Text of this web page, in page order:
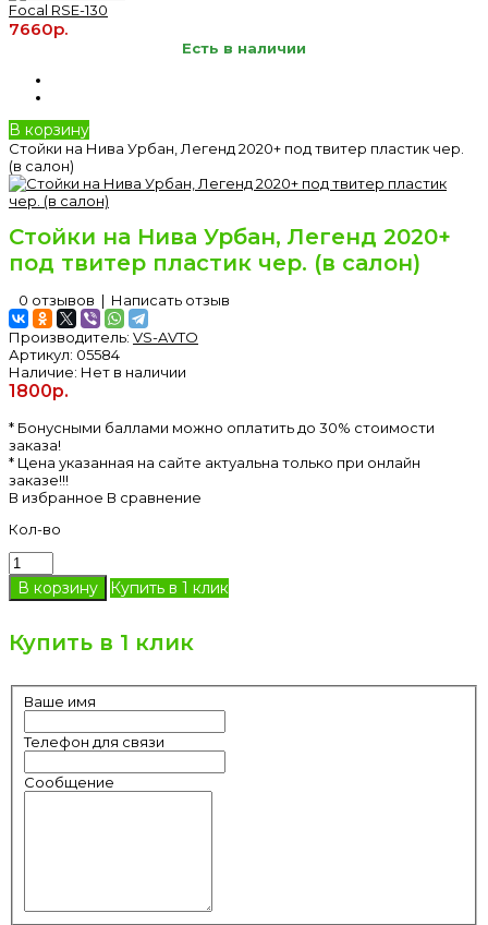
Focal RSE-130
7660р.
Есть в наличии
В корзину
Стойки на Нива Урбан, Легенд 2020+ под твитер пластик чер.
(в салон)
Стойки на Нива Урбан, Легенд 2020+
под твитер пластик чер. (в салон)
0 отзывов | Написать отзыв
Производитель: VS-AVTO
Артикул: 05584
Наличие: Нет в наличии
1800р.
* Бонусными баллами можно оплатить до 30% стоимости
заказа!
* Цена указанная на сайте актуальна только при онлайн
заказе!!!
В избранное В сравнение
Кол-во
Купить в 1 клик
Купить в 1 клик
Ваше имя
Телефон для связи
Сообщение